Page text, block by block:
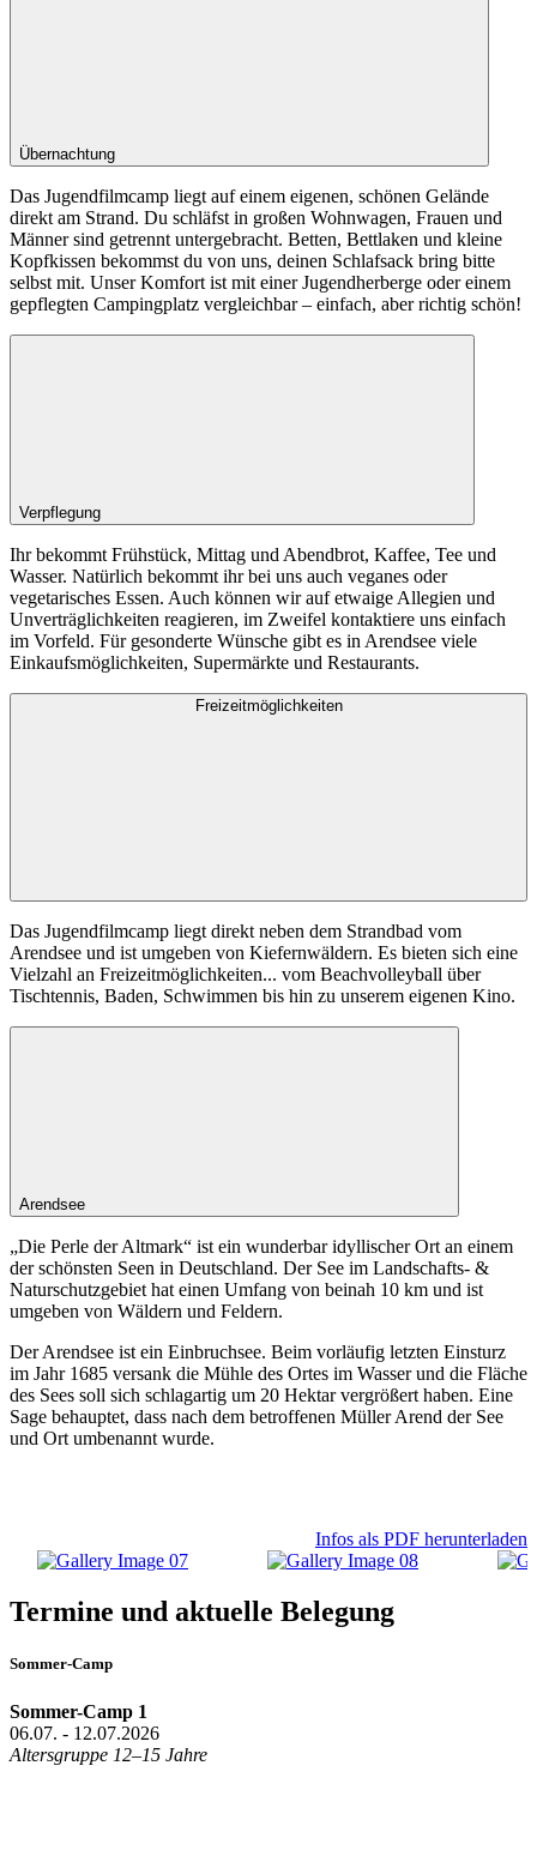
Übernachtung
Das Jugendfilmcamp liegt auf einem eigenen, schönen Gelände
direkt am Strand. Du schläfst in großen Wohnwagen, Frauen und
Männer sind getrennt untergebracht. Betten, Bettlaken und kleine
Kopfkissen bekommst du von uns, deinen Schlafsack bring bitte
selbst mit. Unser Komfort ist mit einer Jugendherberge oder einem
gepflegten Campingplatz vergleichbar – einfach, aber richtig schön!
Verpflegung
Ihr bekommt Frühstück, Mittag und Abendbrot, Kaffee, Tee und
Wasser. Natürlich bekommt ihr bei uns auch veganes oder
vegetarisches Essen. Auch können wir auf etwaige Allegien und
Unverträglichkeiten reagieren, im Zweifel kontaktiere uns einfach
im Vorfeld. Für gesonderte Wünsche gibt es in Arendsee viele
Einkaufsmöglichkeiten, Supermärkte und Restaurants.
Freizeitmöglichkeiten
Das Jugendfilmcamp liegt direkt neben dem Strandbad vom
Arendsee und ist umgeben von Kiefernwäldern. Es bieten sich eine
Vielzahl an Freizeitmöglichkeiten... vom Beachvolleyball über
Tischtennis, Baden, Schwimmen bis hin zu unserem eigenen Kino.
Arendsee
„Die Perle der Altmark“ ist ein wunderbar idyllischer Ort an einem
der schönsten Seen in Deutschland. Der See im Landschafts- &
Naturschutzgebiet hat einen Umfang von beinah 10 km und ist
umgeben von Wäldern und Feldern.
Der Arendsee ist ein Einbruchsee. Beim vorläufig letzten Einsturz
im Jahr 1685 versank die Mühle des Ortes im Wasser und die Fläche
des Sees soll sich schlagartig um 20 Hektar vergrößert haben. Eine
Sage behauptet, dass nach dem betroffenen Müller Arend der See
und Ort umbenannt wurde.
Infos als PDF herunterladen
Termine und aktuelle Belegung
Sommer-Camp
Sommer-Camp 1
06.07. - 12.07.2026
Altersgruppe 12–15 Jahre